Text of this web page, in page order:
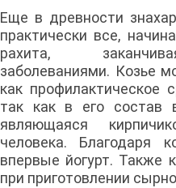
Еще в древности
практически все,
рахита,
заболеваниями. Козье
как профилактическое
так как в его состав
являющаяся
человека. Благодаря
впервые йогурт. Также
при приготовлении